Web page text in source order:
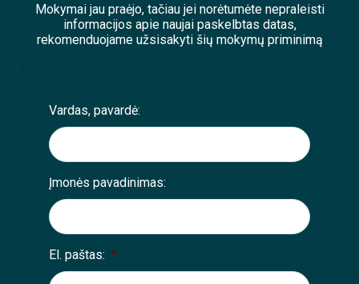
Mokymai jau praėjo, tačiau jei norėtumėte nepraleisti
informacijos apie naujai paskelbtas datas,
rekomenduojame užsisakyti šių mokymų priminimą
;
Vardas, pavardė:
Įmonės pavadinimas:
El. paštas: *